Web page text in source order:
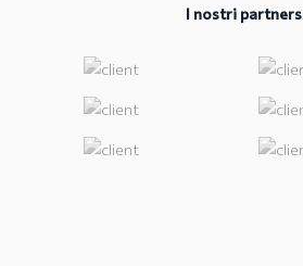
I nostri partners